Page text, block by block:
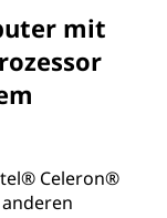
mit
Celeron®